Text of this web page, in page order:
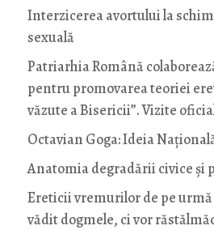
Interzicerea avortului la
sexuală
Patriarhia Română
pentru promovarea teoriei
văzute a Bisericii”. Vizite
Octavian Goga: Ideia
Anatomia degradării civice și
Ereticii vremurilor de pe
vădit dogmele, ci vor